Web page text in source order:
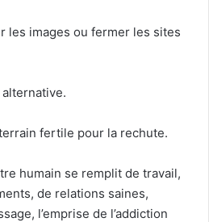
les images ou fermer les sites
fertile pour la rechute.
humain se remplit de travail,
de relations saines,
l’emprise de l’addiction